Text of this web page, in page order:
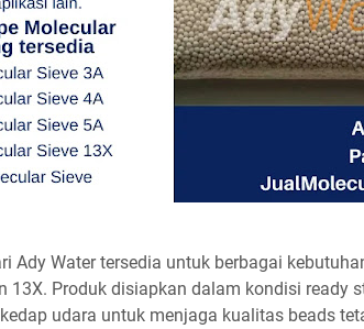
Ady Water tersedia untuk berbagai
13X. Produk disiapkan dalam kondisi ready
udara untuk menjaga kualitas beads